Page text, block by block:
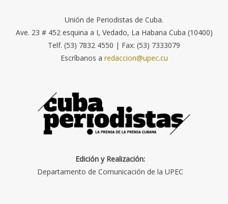
Unión de Periodistas de Cuba.
Ave. 23 # 452 esquina a I, Vedado, La Habana Cuba (10400)
Telf. (53) 7832 4550 | Fax: (53) 7333079
Escríbanos a redaccion@upec.cu
Edición y Realización:
Departamento de Comunicación de la UPEC